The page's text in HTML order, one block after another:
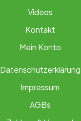
Videos
Kontakt
Mein Konto
Datenschutzerklärung
Impressum
AGBs